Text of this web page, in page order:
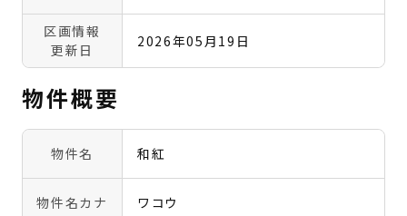
区画情報
更新日
2026年05月19日
物件概要
物件名 和紅
物件名カナ ワコウ